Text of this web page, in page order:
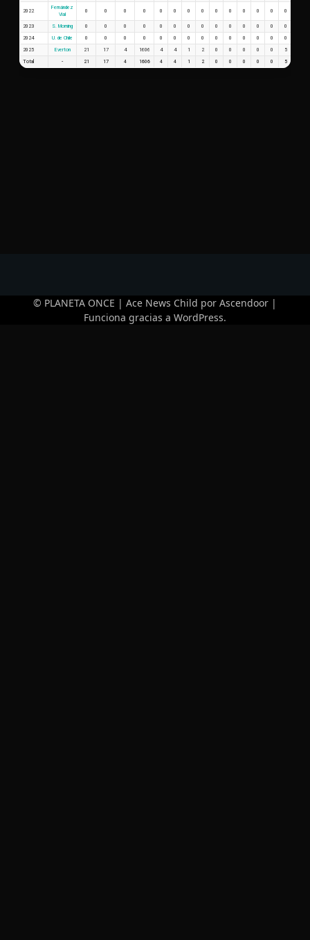
2022
Fernández
Vial
0 0 0 0 0 0 0 0 0 0 0 0 0 0
2023 S. Morning 0 0 0 0 0 0 0 0 0 0 0 0 0 0
2024 U. de Chile 0 0 0 0 0 0 0 0 0 0 0 0 0 0
2025 Everton 21 17 4 1606 4 4 1 2 0 0 0 0 0 5
Total - 21 17 4 1606 4 4 1 2 0 0 0 0 0 5
© PLANETA ONCE | Ace News Child por Ascendoor |
Funciona gracias a WordPress.